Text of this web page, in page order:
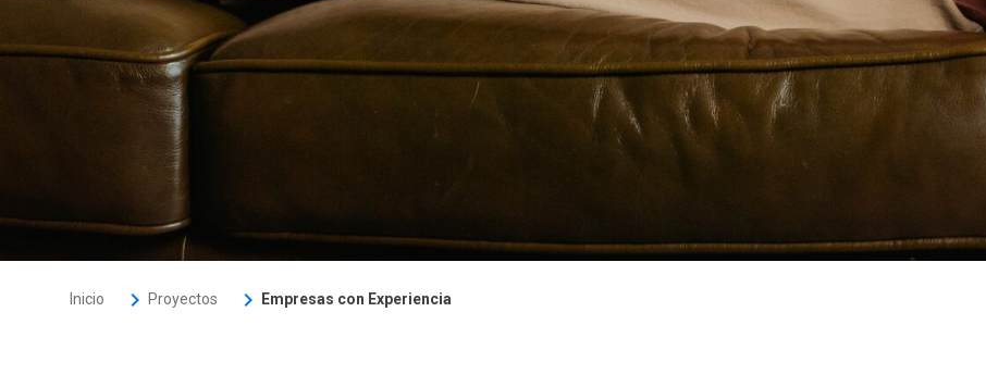
Inicio keyboard_arrow_right Proyectos keyboard_arrow_right Empresas con Experiencia